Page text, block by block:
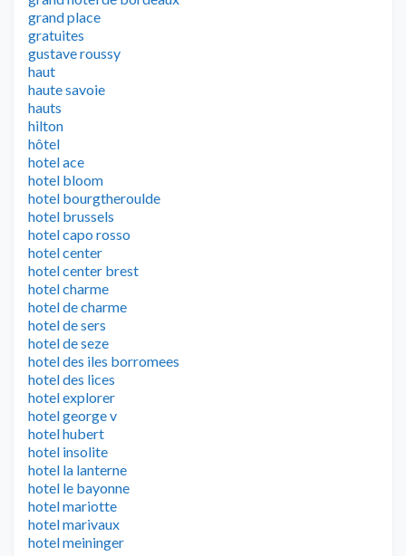
grand place
gratuites
gustave roussy
haut
haute savoie
hauts
hilton
hôtel
hotel ace
hotel bloom
hotel bourgtheroulde
hotel brussels
hotel capo rosso
hotel center
hotel center brest
hotel charme
hotel de charme
hotel de sers
hotel de seze
hotel des iles borromees
hotel des lices
hotel explorer
hotel george v
hotel hubert
hotel insolite
hotel la lanterne
hotel le bayonne
hotel mariotte
hotel marivaux
hotel meininger